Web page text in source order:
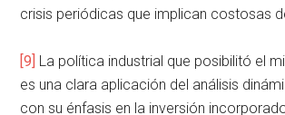
crisis periódicas que implican costosas
[9] La política industrial que posibilitó el
es una clara aplicación del análisis
con su énfasis en la inversión